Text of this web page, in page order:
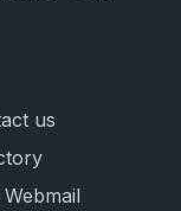
us